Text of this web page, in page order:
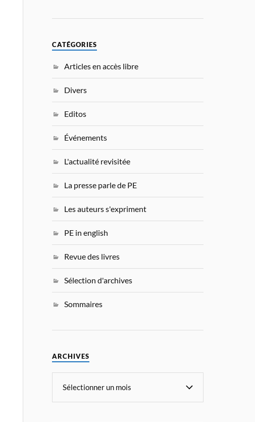
CATÉGORIES
Articles en accès libre
Divers
Editos
Événements
L'actualité revisitée
La presse parle de PE
Les auteurs s'expriment
PE in english
Revue des livres
Sélection d'archives
Sommaires
ARCHIVES